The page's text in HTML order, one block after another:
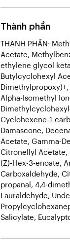
Thành phần
THÀNH PHẦN:
Acetate,
ethylene glycol
Butylcyclohexyl
Alpha-Isomethyl
Cyclohexene-1-
Damascone,
Acetate, Gamma-
Citronellyl Acetate,
(Z)-Hex-3-enoate,
Carboxaldehyde,
propanal, 4,4-
Lauraldehyde,
Salicylate,